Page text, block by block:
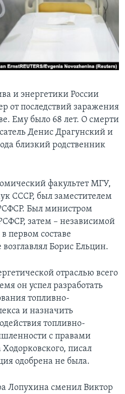
и энергетики России
от последствий заражения
Ему было 68 лет. О смерти
Денис Драгунский и
близкий родственник
факультет МГУ,
СССР, был заместителем
Был министром
затем – независимой
первом составе
возглавлял Борис Ельцин.
отраслью всего
он успел разработать
топливно-
и назначить
топливно-
с правами
писал
одобрена не была.
Лопухина сменил Виктор